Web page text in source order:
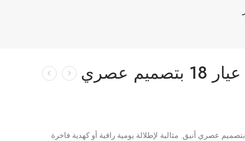
سلسلة ذهب عيار 18 بتصميم عصري
تألقي بسلسلة ذهب عيار 18 بتصميم عصري أنيق. مثالية لإطلالة يومية راقية أو كهدية فاخرة